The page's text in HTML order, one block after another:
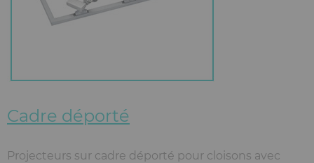
Cadre déporté
Projecteurs sur cadre déporté pour cloisons avec